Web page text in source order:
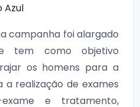
Azul
campanha foi alargado
tem como objetivo
os homens para a
realização de exames
e tratamento,